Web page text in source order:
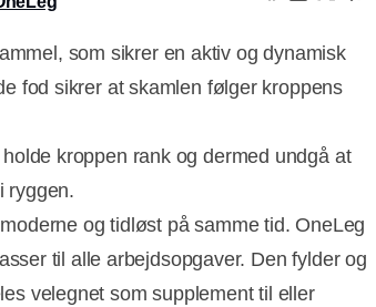
som sikrer en aktiv og dynamisk
fod sikrer at skamlen følger kroppens
kroppen rank og dermed undgå at
ryggen.
og tidløst på samme tid. OneLeg
til alle arbejdsopgaver. Den fylder og
velegnet som supplement til eller